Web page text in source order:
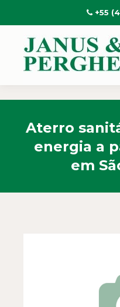
+55
Aterro
energia a
em